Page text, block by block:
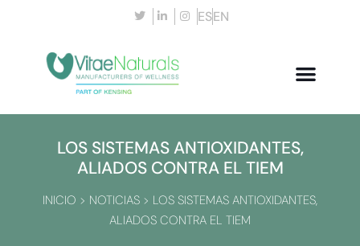
ESEN
LOS SISTEMAS ANTIOXIDANTES,
ALIADOS CONTRA EL TIEM
INICIO > NOTICIAS > LOS SISTEMAS ANTIOXIDANTES,
ALIADOS CONTRA EL TIEM